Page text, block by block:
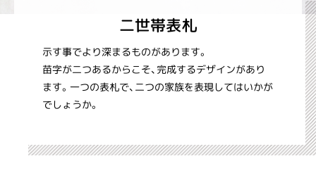
二世帯表札
示す事でより深まるものがあります。
苗字が二つあるからこそ、完成するデザインがあり
ます。一つの表札で、二つの家族を表現してはいかが
でしょうか。